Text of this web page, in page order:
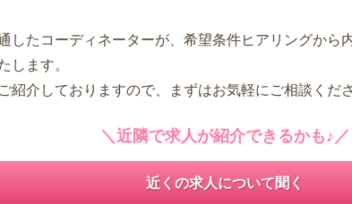
したコーディネーターが、希望条件ヒアリングから
します。
紹介しておりますので、まずはお気軽にご相談くだ
＼近隣で求人が紹介できるかも♪／
近くの求人について聞く